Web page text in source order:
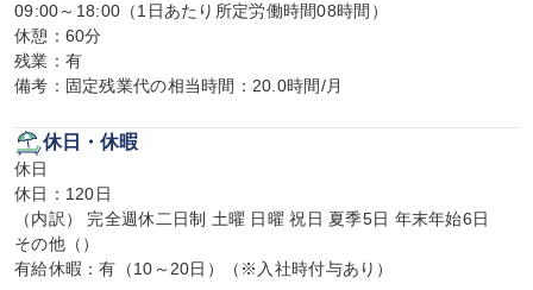
09:00～18:00（1日あたり所定労働時間08時間）
休憩：60分
残業：有
備考：固定残業代の相当時間：20.0時間/月
休日・休暇
休日
休日：120日
（内訳） 完全週休二日制 土曜 日曜 祝日 夏季5日 年末年始6日
その他（）
有給休暇：有（10～20日）（※入社時付与あり）